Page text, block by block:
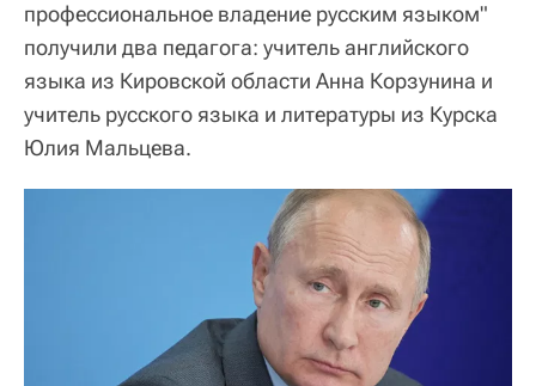
профессиональное владение русским языком"
получили два педагога: учитель английского
языка из Кировской области Анна Корзунина и
учитель русского языка и литературы из Курска
Юлия Мальцева.